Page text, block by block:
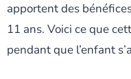
apportent des
11 ans. Voici ce que
pendant que l’enfant